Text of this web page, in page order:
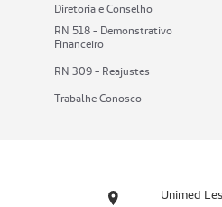
Diretoria e Conselho
RN 518 - Demonstrativo
Financeiro
RN 309 - Reajustes
Trabalhe Conosco
Unimed